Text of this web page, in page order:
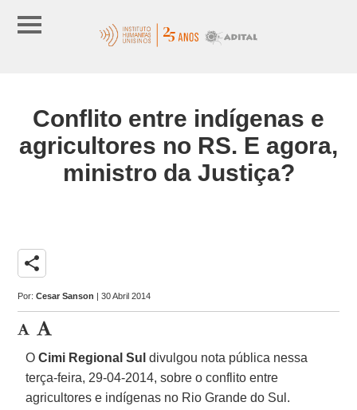
Conflito entre indígenas e
agricultores no RS. E agora,
ministro da Justiça?
share
Por:Cesar Sanson | 30 Abril 2014
OCimi Regional Sul divulgou nota pública nessa
terça-feira, 29-04-2014, sobre o conflito entre
agricultores e indígenas no Rio Grande do Sul.